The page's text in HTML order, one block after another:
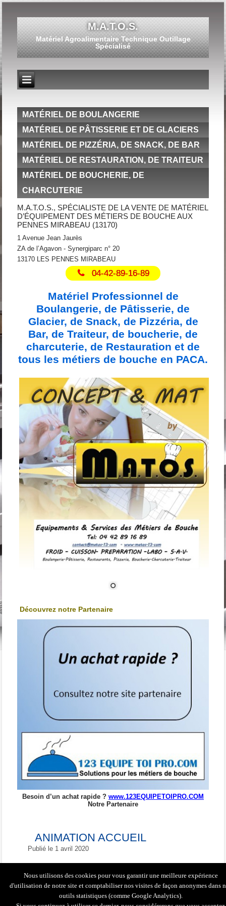
M.A.T.O.S.
Matériel Agroalimentaire Technique Outillage
Spécialisé
MATÉRIEL DE BOULANGERIE
MATÉRIEL DE PÂTISSERIE ET DE GLACIERS
MATÉRIEL DE PIZZÉRIA, DE SNACK, DE BAR
MATÉRIEL DE RESTAURATION, DE TRAITEUR
MATÉRIEL DE BOUCHERIE, DE
CHARCUTERIE
M.A.T.O.S., SPÉCIALISTE DE LA VENTE DE MATÉRIEL
D’ÉQUIPEMENT DES MÉTIERS DE BOUCHE AUX
PENNES MIRABEAU (13170)
1 Avenue Jean Jaurès
ZA de l’Agavon - Synergiparc n° 20
13170 LES PENNES MIRABEAU
04-42-89-16-89
Matériel Professionnel de
Boulangerie, de Pâtisserie, de
Glacier, de Snack, de Pizzéria, de
Bar, de Traiteur, de boucherie, de
charcuterie, de Restauration et de
tous les métiers de bouche en PACA.
Découvrez notre Partenaire
Besoin d’un achat rapide ? www.123EQUIPETOIPRO.COM
Notre Partenaire
ANIMATION ACCUEIL
Publié le 1 avril 2020
Contactez-nous|Conception & réalisation|
|Création site Internet|
Nous utilisons des cookies pour vous garantir une meilleure expérience
d'utilisation de notre site et comptabiliser nos visites de façon anonymes dans
outils statistiques (comme Google Analytics).